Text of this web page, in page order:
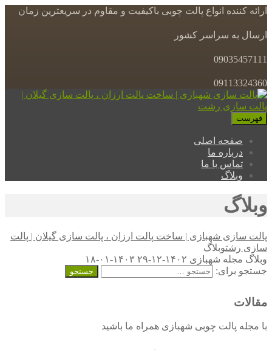
ارائه کننده انواع پالت چوبی باکیفیت و مقاوم در سریعترین زمان
ارسال به سراسر کشور
09035457111
09113324360
فهرست
صفحه اصلی
درباره ما
تماس با ما
وبلاگ
وبلاگ
پالت سازی شهبازی | ساخت پالت ارزان ، پالت سازی گیلان | پالت
سازی رشتوبلاگ
وبلاگ مجله شهبازی ۱۴۰۲-۱۲-۲۹
۱۴۰۳-۰۱-۱۸
جستجو برای:
مقالات
با مجله پالت چوبی شهبازی همراه ما باشید